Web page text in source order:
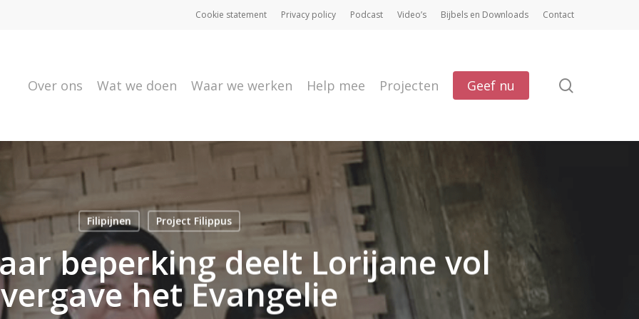
Cookie statement Privacy policy Podcast Video’s Bijbels en Downloads Contact
Over ons Wat we doen Waar we werken Help mee Projecten Geef nu
Filipijnen Project Filippus
beperking deelt Lorijane vol
het Evangelie